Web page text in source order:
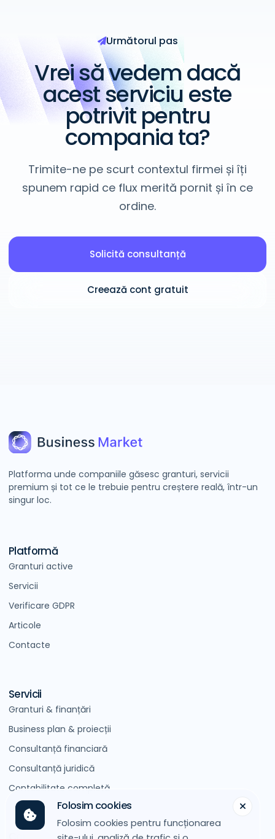
Folosim cookies
Folosim cookies pentru funcționarea
Următorul pas
Vrei să vedem dacă
acest serviciu este
potrivit pentru
compania ta?
Trimite-ne pe scurt contextul firmei și îți
spunem rapid ce flux merită pornit și în ce
ordine.
Solicită consultanță
Creează cont gratuit
Platforma unde companiile găsesc granturi, servicii
premium și tot ce le trebuie pentru creștere reală, într-un
singur loc.
Platformă
Granturi active
Servicii
Verificare GDPR
Articole
Contacte
Servicii
Granturi & finanțări
Business plan & proiecții
Consultanță financiară
Consultanță juridică
Contabilitate completă